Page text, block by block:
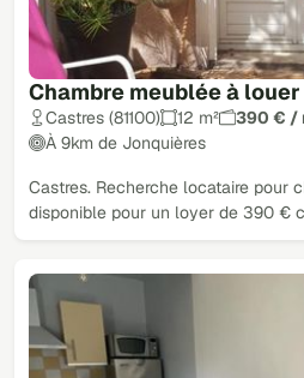
Chambre meublée à louer
Castres (81100) 12 m²
390 € /
À 9km de Jonquières
Castres. Recherche locataire pour
disponible pour un loyer de 390 €